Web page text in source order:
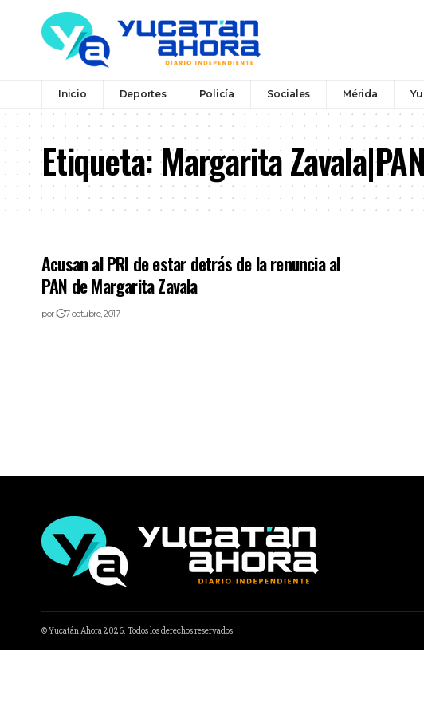
Inicio Deportes Policía Sociales Mérida
Etiqueta:Margarita
Acusan al PRI de estar detrás de la renuncia al
PAN de Margarita Zavala
por 7 octubre, 2017
© Yucatán Ahora 2026. Todos los derechos reservados